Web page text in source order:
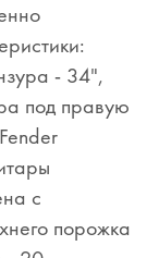
- 34",
под правую
с
порожка